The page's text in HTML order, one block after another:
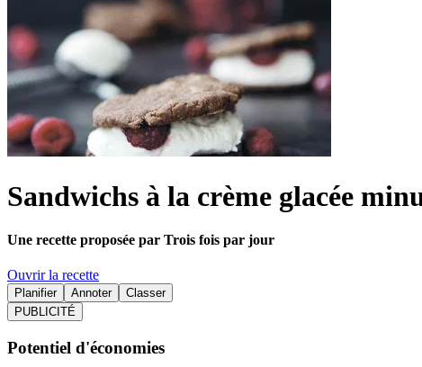
Sandwichs à la crème glacée
Une recette proposée par Trois fois par jour
Ouvrir la recette
Planifier Annoter
Classer
PUBLICITÉ
Potentiel d'économies